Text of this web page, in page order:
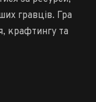
гравців. Гра
крафтингу та